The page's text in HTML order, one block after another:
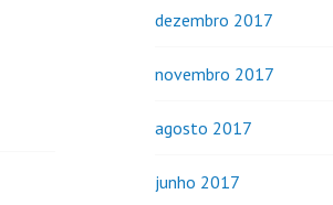
dezembro 2017
novembro 2017
agosto 2017
junho 2017